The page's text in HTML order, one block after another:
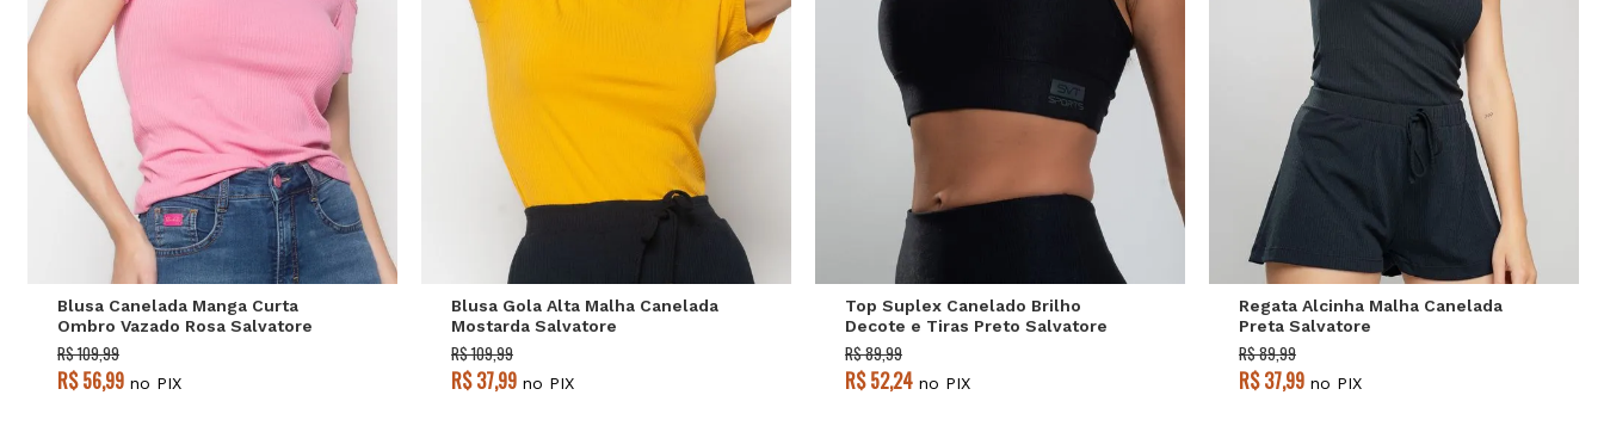
P M G
Blusa Canelada Manga Curta
Ombro Vazado Rosa Salvatore
R$ 109,99
R$ 56,99 no PIX
P M G
Blusa Gola Alta Malha Canelada
Mostarda Salvatore
R$ 109,99
R$ 37,99 no PIX
P M
Top Suplex Canelado Brilho
Decote e Tiras Preto Salvatore
R$ 89,99
R$ 52,24 no PIX
Regata Alcinha Malha Canelada
Preta Salvatore
R$ 89,99
R$ 37,99 no PIX